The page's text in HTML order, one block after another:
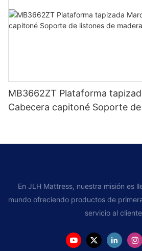
MB3662ZT Plataforma
Cabecera capitoné Soporte
En JLH Mattress, nuestra misión es
mundo ofreciendo productos de
servicio al